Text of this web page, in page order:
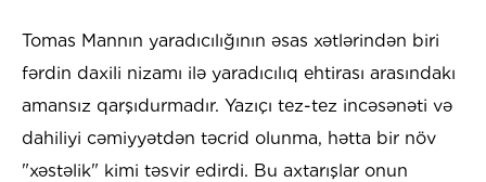
Tomas Mannın yaradıcılığının əsas xətlərindən biri
fərdin daxili nizamı ilə yaradıcılıq ehtirası arasındakı
amansız qarşıdurmadır. Yazıçı tez-tez incəsənəti və
dahiliyi cəmiyyətdən təcrid olunma, hətta bir növ
"xəstəlik" kimi təsvir edirdi. Bu axtarışlar onun